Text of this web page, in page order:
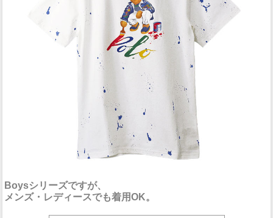
Boysシリーズですが、
メンズ・レディースでも着用OK。